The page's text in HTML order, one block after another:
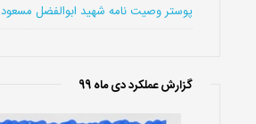
پوستر وصیت نامه شهید ابوالفضل مسعود
گزارش عملکرد دی ماه 99